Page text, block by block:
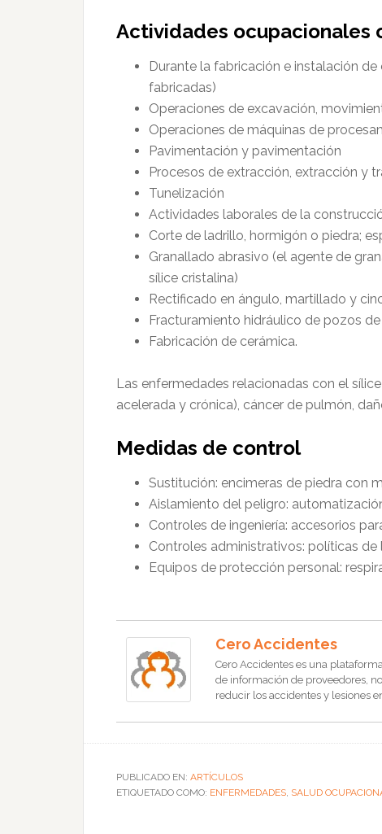
Actividades ocupacionales
Durante la fabricación e instalación
fabricadas)
Operaciones de excavación,
Operaciones de máquinas de
Pavimentación y pavimentación
Procesos de extracción, extracción y
Tunelización
Actividades laborales de la
Corte de ladrillo, hormigón o piedra;
Granallado abrasivo (el agente de
sílice cristalina)
Rectificado en ángulo, martillado y
Fracturamiento hidráulico de pozos
Fabricación de cerámica.
Las enfermedades relacionadas con el
acelerada y crónica), cáncer de pulmón,
Medidas de control
Sustitución: encimeras de piedra con
Aislamiento del peligro:
Controles de ingeniería: accesorios
Controles administrativos: políticas
Equipos de protección personal:
Cero Accidentes
Cero Accidentes es una
de información de proveedores,
reducir los accidentes y lesiones
PUBLICADO EN: ARTÍCULOS
ETIQUETADO COMO: ENFERMEDADES, SALUD